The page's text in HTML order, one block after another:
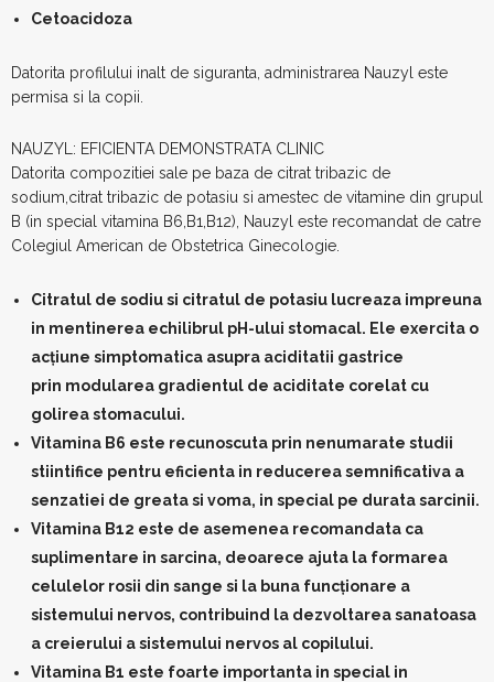
Cetoacidoza
Datorita profilului inalt de siguranta, administrarea Nauzyl este
permisa si la copii.
NAUZYL: EFICIENTA DEMONSTRATA CLINIC
Datorita compozitiei sale pe baza de citrat tribazic de
sodium,citrat tribazic de potasiu si amestec de vitamine din grupul
B (in special vitamina B6,B1,B12), Nauzyl este recomandat de catre
Colegiul American de Obstetrica Ginecologie.
Citratul de sodiu si citratul de potasiu lucreaza impreuna
in mentinerea echilibrul pH-ului stomacal. Ele exercita o
acțiune simptomatica asupra aciditatii gastrice
prin modularea gradientul de aciditate corelat cu
golirea stomacului.
Vitamina B6 este recunoscuta prin nenumarate studii
stiintifice pentru eficienta in reducerea semnificativa a
senzatiei de greata si voma, in special pe durata sarcinii.
Vitamina B12 este de asemenea recomandata ca
suplimentare in sarcina, deoarece ajuta la formarea
celulelor rosii din sange si la buna funcționare a
sistemului nervos, contribuind la dezvoltarea sanatoasa
a creierului a sistemului nervos al copilului.
Vitamina B1 este foarte importanta in special in